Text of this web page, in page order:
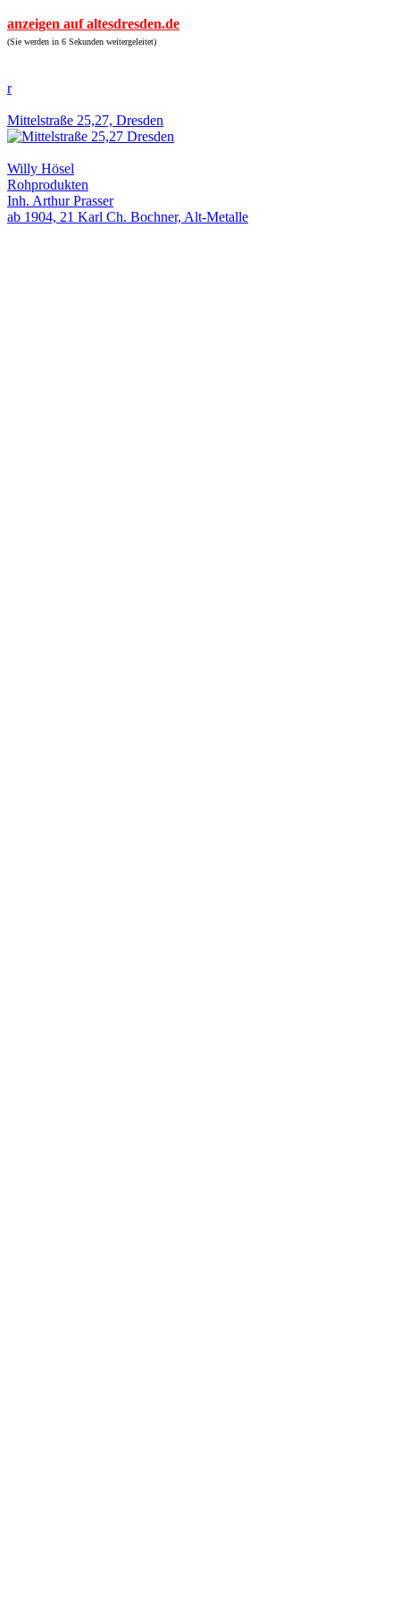
anzeigen auf altesdresden.de
(Sie werden in 6 Sekunden weitergeleitet)
r
Mittelstraße 25,27, Dresden
Willy Hösel
Rohprodukten
Inh. Arthur Prasser
ab 1904, 21 Karl Ch. Bochner, Alt-Metalle